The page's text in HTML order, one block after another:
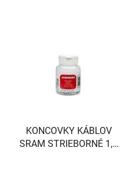
KONCOVKY KÁBLOV
SRAM STRIEBORNÉ 1,2